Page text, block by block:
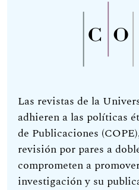
Las revistas de la
adhieren a las políticas
de Publicaciones
revisión por pares a
comprometen a
investigación y su